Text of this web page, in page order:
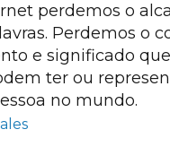
perdemos o
Perdemos o
e significado
ter ou
no mundo.